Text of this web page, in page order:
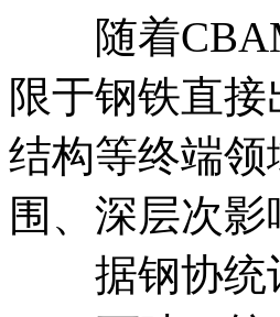
随着CBAM
限于钢铁直
结构等终端
围、深层次影
据钢协统计